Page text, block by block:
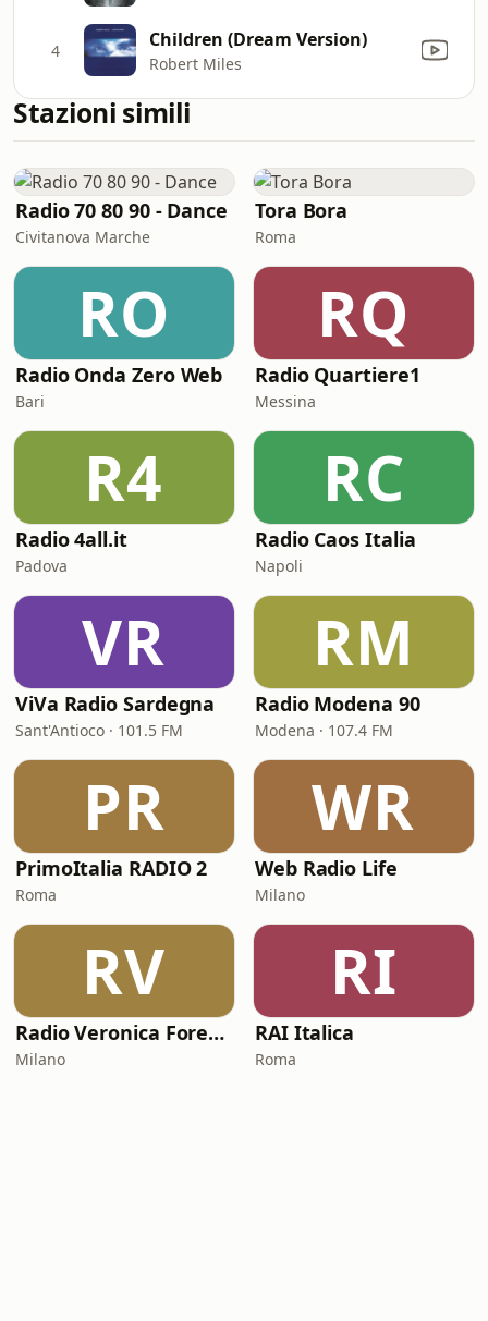
4 Children (Dream Version)
Robert Miles
Stazioni simili
Radio 70 80 90 - Dance
Civitanova Marche
Tora Bora
Roma
RO
Radio Onda Zero Web
Bari
RQ
Radio Quartiere1
Messina
R4
Radio 4all.it
Padova
RC
Radio Caos Italia
Napoli
VR
ViVa Radio Sardegna
Sant'Antioco · 101.5 FM
RM
Radio Modena 90
Modena · 107.4 FM
PR
PrimoItalia RADIO 2
Roma
WR
Web Radio Life
Milano
RV
Radio Veronica Forever
Milano
RI
RAI Italica
Roma